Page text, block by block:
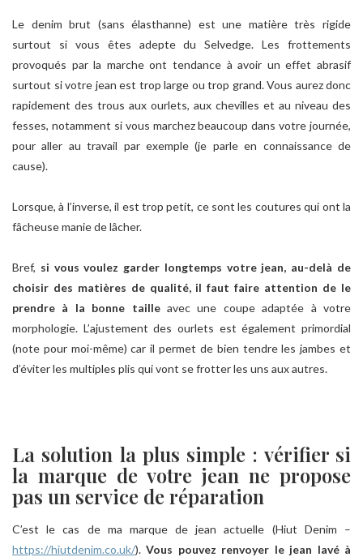
Le denim brut (sans élasthanne) est une matière très rigide
surtout si vous êtes adepte du Selvedge. Les frottements
provoqués par la marche ont tendance à avoir un effet abrasif
surtout si votre jean est trop large ou trop grand. Vous aurez donc
rapidement des trous aux ourlets, aux chevilles et au niveau des
fesses, notamment si vous marchez beaucoup dans votre journée,
pour aller au travail par exemple (je parle en connaissance de
cause).
Lorsque, à l’inverse, il est trop petit, ce sont les coutures qui ont la
fâcheuse manie de lâcher.
Bref, si vous voulez garder longtemps votre jean, au-delà de
choisir des matières de qualité, il faut faire attention de le
prendre à la bonne tailleavec une coupe adaptée à votre
morphologie. L’ajustement des ourlets est également primordial
(note pour moi-même) car il permet de bien tendre les jambes et
d’éviter les multiples plis qui vont se frotter les uns aux autres.
La solution la plus simple : vérifier si
la marque de votre jean ne propose
pas un service de réparation
C’est le cas de ma marque de jean actuelle (Hiut Denim –
https://hiutdenim.co.uk/).Vous pouvez renvoyer le jean lavé à